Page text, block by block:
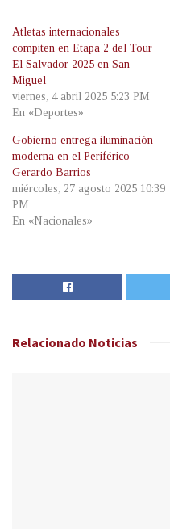
Atletas internacionales
compiten en Etapa 2 del Tour
El Salvador 2025 en San
Miguel
viernes, 4 abril 2025 5:23 PM
En «Deportes»
Gobierno entrega iluminación
moderna en el Periférico
Gerardo Barrios
miércoles, 27 agosto 2025 10:39
PM
En «Nacionales»
Relacionado Noticias